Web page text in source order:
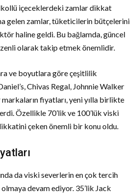
içeceklerdeki zamlar dikkat
gelen zamlar, tüketicilerin bütçelerini
haline geldi. Bu bağlamda, güncel
olarak takip etmek önemlidir.
ve boyutlara göre çeşitlilik
Chivas Regal, Johnnie Walker
fiyatları, yeni yılla birlikte
Özellikle 70’lik ve 100’lük viski
çeken önemli bir konu oldu.
da viski severlerin en çok tercih
devam ediyor. 35’lik Jack